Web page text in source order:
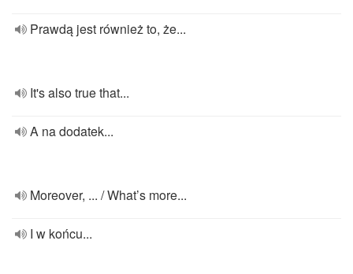
Prawdą jest również to, że...
It's also true that...
A na dodatek...
Moreover, ... / What’s more...
I w końcu...